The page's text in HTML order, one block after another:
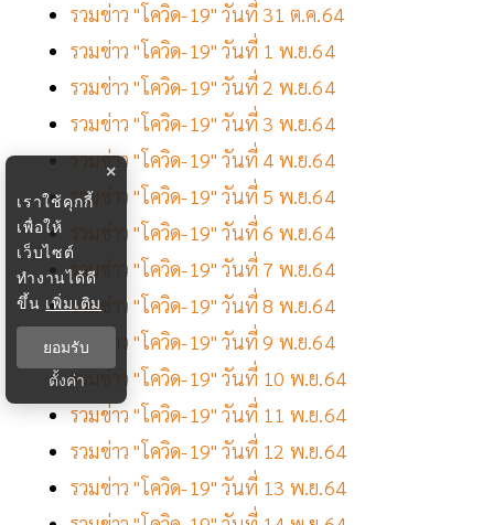
รวมข่าว "โควิด-19" วันที่ 31 ต.ค.64
รวมข่าว "โควิด-19" วันที่ 1 พ.ย.64
รวมข่าว "โควิด-19" วันที่ 2 พ.ย.64
รวมข่าว "โควิด-19" วันที่ 3 พ.ย.64
รวมข่าว "โควิด-19" วันที่ 4 พ.ย.64
รวมข่าว "โควิด-19" วันที่ 5 พ.ย.64
รวมข่าว "โควิด-19" วันที่ 6 พ.ย.64
รวมข่าว "โควิด-19" วันที่ 7 พ.ย.64
รวมข่าว "โควิด-19" วันที่ 8 พ.ย.64
รวมข่าว "โควิด-19" วันที่ 9 พ.ย.64
รวมข่าว "โควิด-19" วันที่ 10 พ.ย.64
รวมข่าว "โควิด-19" วันที่ 11 พ.ย.64
รวมข่าว "โควิด-19" วันที่ 12 พ.ย.64
รวมข่าว "โควิด-19" วันที่ 13 พ.ย.64
×
เราใช้คุกกี้
เพื่อให้
เว็บไซต์
ทำงานได้ดี
ขึ้น เพิ่มเติม
ยอมรับ
ตั้งค่า